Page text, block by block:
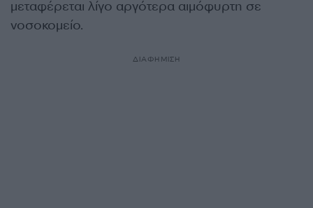
μεταφέρεται λίγο αργότερα αιμόφυρτη σε
νοσοκομείο.
ΔΙΑΦΗΜΙΣΗ